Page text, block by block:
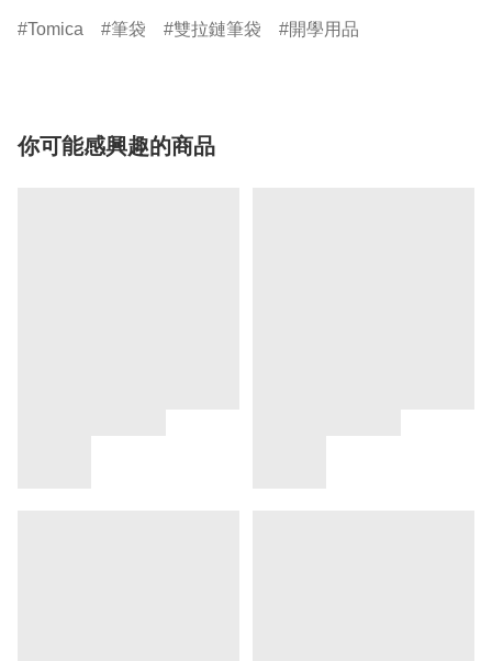
Tomica 筆袋 雙拉鏈筆袋 開學用品
你可能感興趣的商品